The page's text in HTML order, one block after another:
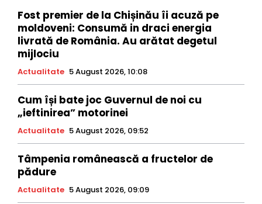
Fost premier de la Chișinău îi acuză pe
moldoveni: Consumă in draci energia
livrată de România. Au arătat degetul
mijlociu
Actualitate 5 August 2026, 10:08
Cum își bate joc Guvernul de noi cu
„ieftinirea” motorinei
Actualitate 5 August 2026, 09:52
Tâmpenia românească a fructelor de
pădure
Actualitate 5 August 2026, 09:09